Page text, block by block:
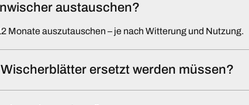
austauschen?
Monate auszutauschen – je nach Witterung und Nutzung.
ersetzt werden müssen?